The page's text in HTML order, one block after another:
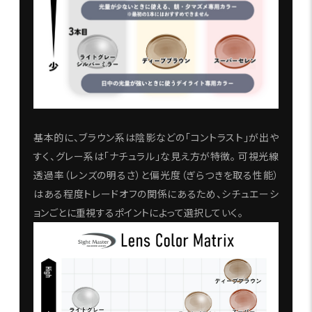
基本的に、ブラウン系は陰影などの「コントラスト」が出や
すく、グレー系は「ナチュラル」な見え方が特徴。 可視光線
透過率（レンズの明るさ）と偏光度（ぎらつきを取る性能）
はある程度トレードオフの関係にあるため、シチュエーシ
ョンごとに重視するポイントによって選択していく。